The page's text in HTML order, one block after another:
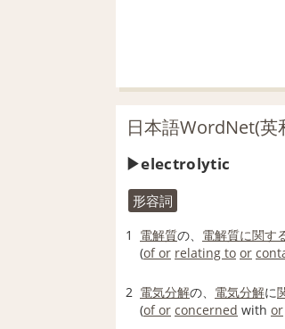
日本語WordNet(
electrolytic
形容詞
1 電解質の、 電解質に関す
(of or relating to or
2 電気分解の、 電気分解に
(of or concerned with or